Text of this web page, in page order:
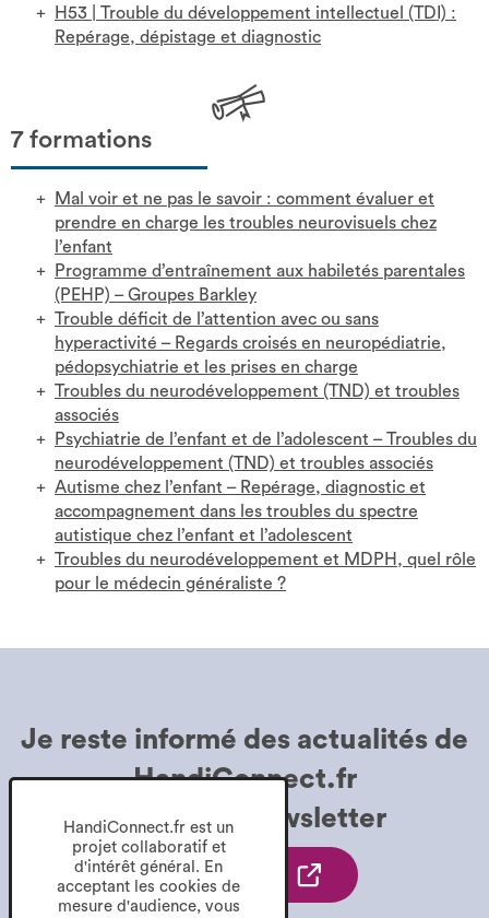
HandiConnect.fr est un
projet collaboratif et
d'intérêt général. En
acceptant les cookies de
mesure d'audience, vous
H53
Trouble du développement intellectuel (TDI) :
Repérage, dépistage et diagnostic
7 formations
Mal voir et ne pas le savoir : comment évaluer et
prendre en charge les troubles neurovisuels chez
l’enfant
Programme d’entraînement aux habiletés parentales
(PEHP) – Groupes Barkley
Trouble déficit de l’attention avec ou sans
hyperactivité – Regards croisés en neuropédiatrie,
pédopsychiatrie et les prises en charge
Troubles du neurodéveloppement (TND) et troubles
associés
Psychiatrie de l’enfant et de l’adolescent – Troubles du
neurodéveloppement (TND) et troubles associés
Autisme chez l’enfant – Repérage, diagnostic et
accompagnement dans les troubles du spectre
autistique chez l’enfant et l’adolescent
Troubles du neurodéveloppement et MDPH, quel rôle
pour le médecin généraliste ?
Je m'inscris
m'inscris
Je reste informé des actualités de
HandiConnect.fr
grâce à la
Newsletter